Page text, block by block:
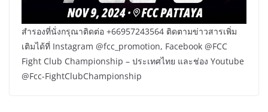
สำรองที่นั่งกรุณาติดต่อ +66957243564 ติดตามข่าวสารเพิ่ม
เติมได้ที่ Instagram @fcc_promotion, Facebook @FCC
Fight Club Championship – ประเทศไทย และช่อง Youtube
@Fcc-FightClubChampionship